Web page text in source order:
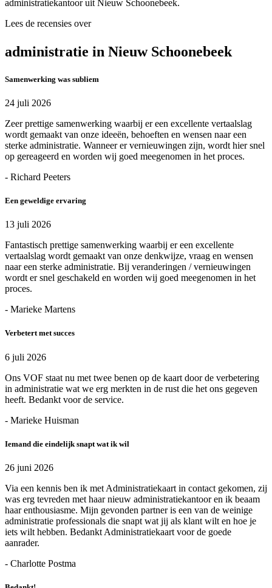
administratiekantoor uit Nieuw Schoonebeek.
Lees de recensies over
administratie in Nieuw Schoonebeek
Samenwerking was subliem
24 juli 2026
Zeer prettige samenwerking waarbij er een excellente vertaalslag
wordt gemaakt van onze ideeën, behoeften en wensen naar een
sterke administratie. Wanneer er vernieuwingen zijn, wordt hier snel
op gereageerd en worden wij goed meegenomen in het proces.
- Richard Peeters
Een geweldige ervaring
13 juli 2026
Fantastisch prettige samenwerking waarbij er een excellente
vertaalslag wordt gemaakt van onze denkwijze, vraag en wensen
naar een sterke administratie. Bij veranderingen / vernieuwingen
wordt er snel geschakeld en worden wij goed meegenomen in het
proces.
- Marieke Martens
Verbetert met succes
6 juli 2026
Ons VOF staat nu met twee benen op de kaart door de verbetering
in administratie wat we erg merkten in de rust die het ons gegeven
heeft. Bedankt voor de service.
- Marieke Huisman
Iemand die eindelijk snapt wat ik wil
26 juni 2026
Via een kennis ben ik met Administratiekaart in contact gekomen, zij
was erg tevreden met haar nieuw administratiekantoor en ik beaam
haar enthousiasme. Mijn gevonden partner is een van de weinige
administratie professionals die snapt wat jij als klant wilt en hoe je
iets wilt hebben. Bedankt Administratiekaart voor de goede
aanrader.
- Charlotte Postma